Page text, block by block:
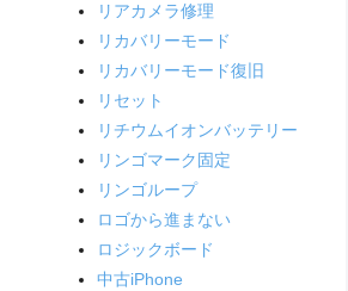
リアカメラ修理
リカバリーモード
リカバリーモード復旧
リセット
リチウムイオンバッテリー
リンゴマーク固定
リンゴループ
ロゴから進まない
ロジックボード
中古iPhone